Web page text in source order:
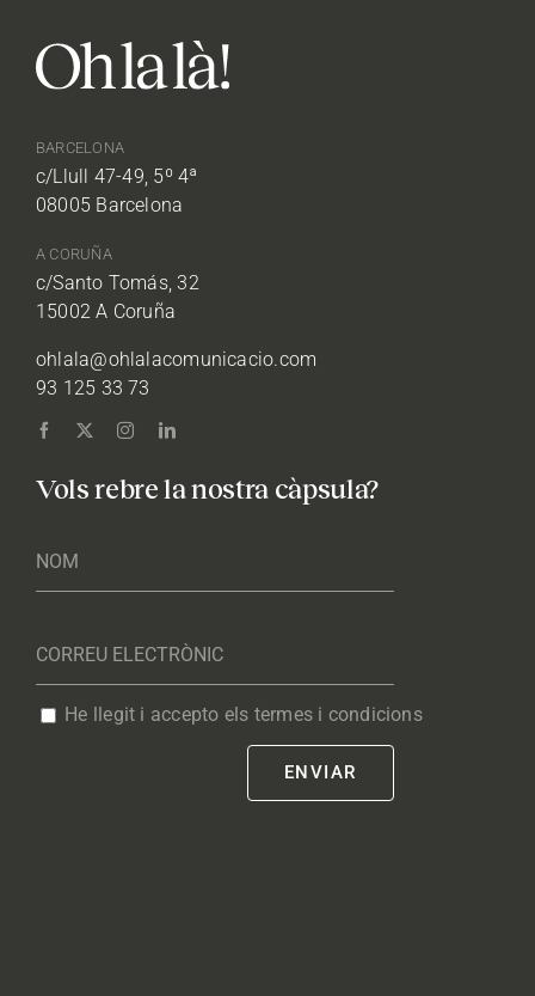
BARCELONA
c/Llull 47-49, 5º 4ª
08005 Barcelona
A CORUÑA
c/Santo Tomás, 32
15002 A Coruña
ohlala@ohlalacomunicacio.com
93 125 33 73
Vols rebre la nostra càpsula?
He llegit i accepto els termes i condicions